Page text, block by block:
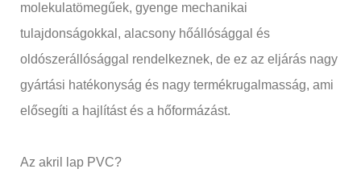
molekulatömegűek, gyenge mechanikai
tulajdonságokkal, alacsony hőállósággal és
oldószerállósággal rendelkeznek, de ez az eljárás nagy
gyártási hatékonyság és nagy termékrugalmasság, ami
elősegíti a hajlítást és a hőformázást.
Az akril lap PVC?